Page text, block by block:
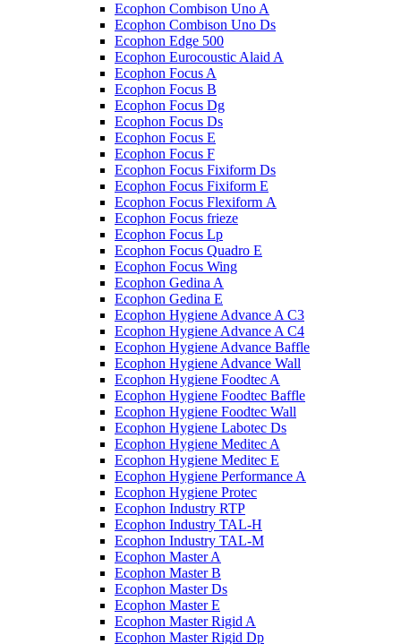
Ecophon Combison Uno A
Ecophon Combison Uno Ds
Ecophon Edge 500
Ecophon Eurocoustic Alaid A
Ecophon Focus A
Ecophon Focus B
Ecophon Focus Dg
Ecophon Focus Ds
Ecophon Focus E
Ecophon Focus F
Ecophon Focus Fixiform Ds
Ecophon Focus Fixiform E
Ecophon Focus Flexiform А
Ecophon Focus frieze
Ecophon Focus Lp
Ecophon Focus Quаdro E
Ecophon Focus Wing
Ecophon Gedina A
Ecophon Gedina E
Ecophon Hygiene Advance A C3
Ecophon Hygiene Advance A C4
Ecophon Hygiene Advance Baffle
Ecophon Hygiene Advance Wall
Ecophon Hygiene Foodtec A
Ecophon Hygiene Foodtec Baffle
Ecophon Hygiene Foodtec Wall
Ecophon Hygiene Labotec Ds
Ecophon Hygiene Meditec A
Ecophon Hygiene Meditec E
Ecophon Hygiene Performance A
Ecophon Hygiene Proteс
Ecophon Industry RTP
Ecophon Industry TAL-H
Ecophon Industry TAL-M
Ecophon Master A
Ecophon Master B
Ecophon Master Ds
Ecophon Master E
Ecophon Master Rigid A
Ecophon Master Rigid Dp